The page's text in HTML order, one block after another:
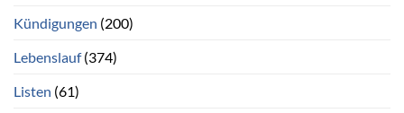
Kündigungen (200)
Lebenslauf(374)
Listen (61)